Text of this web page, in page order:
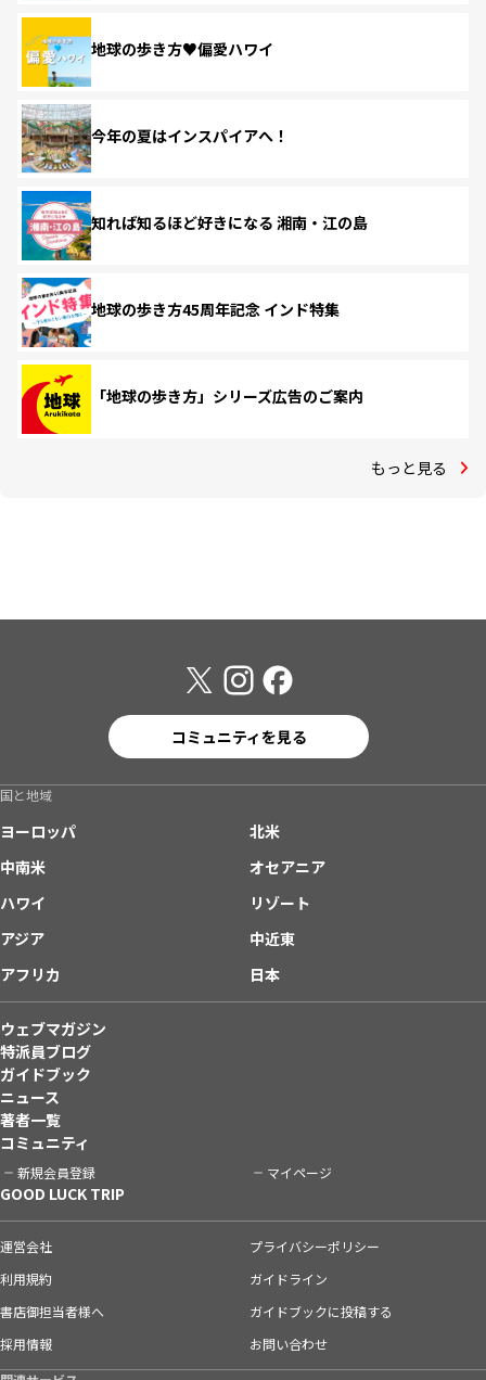
地球の歩き方♥偏愛ハワイ
今年の夏はインスパイアへ！
知れば知るほど好きになる 湘南・江の島
地球の歩き方45周年記念 インド特集
「地球の歩き方」シリーズ広告のご案内
もっと見る
コミュニティを見る
国と地域
ヨーロッパ
北米
中南米
オセアニア
ハワイ
リゾート
アジア
中近東
アフリカ
日本
ウェブマガジン
特派員ブログ
ガイドブック
ニュース
著者一覧
コミュニティ
新規会員登録 マイページ
GOOD LUCK TRIP
運営会社
プライバシーポリシー
利用規約
ガイドライン
書店御担当者様へ
ガイドブックに投稿する
採用情報
お問い合わせ